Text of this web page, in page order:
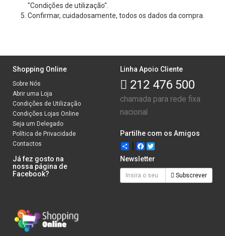
"Condições de utilização".
Confirmar, cuidadosamente, todos os dados da compra.
Shopping Online
Sobre Nós
Abrir uma Loja
Condições de Utilização
Condições Lojas Online
Seja um Delegado
Política de Privacidade
Contactos
Linha Apoio Cliente
212 476 500
chamada para rede fixa
nacional
Partilhe com os Amigos
ShareFacebook
Já fez gosto na
nossa página de
Facebook?
Newsletter
Subscrever